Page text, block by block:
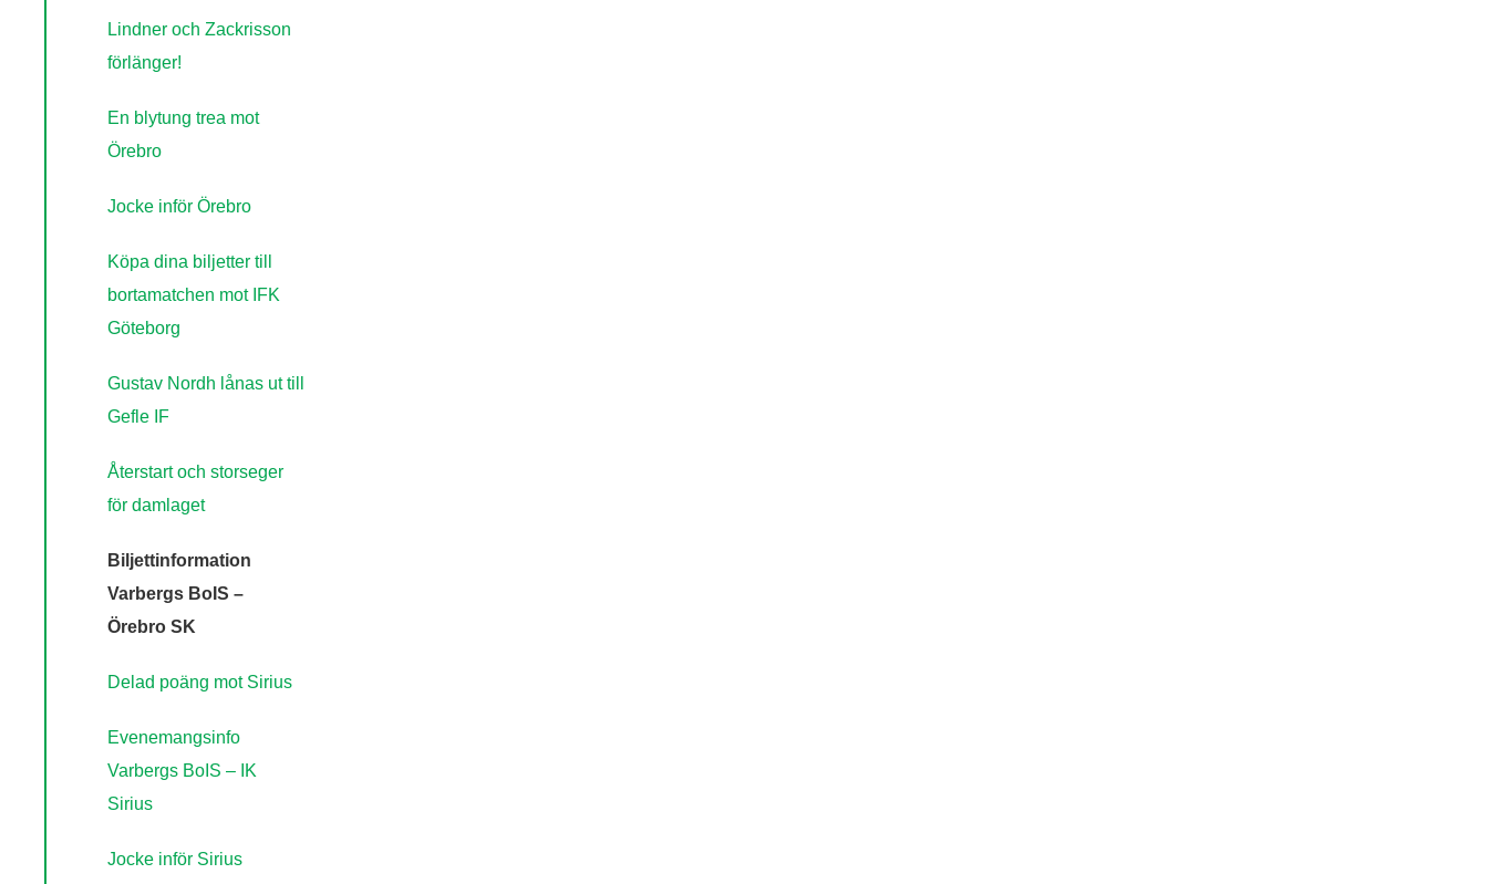
Lindner och Zackrisson
förlänger!
En blytung trea mot
Örebro
Jocke inför Örebro
Köpa dina biljetter till
bortamatchen mot IFK
Göteborg
Gustav Nordh lånas ut till
Gefle IF
Återstart och storseger
för damlaget
Biljettinformation
Varbergs BoIS –
Örebro SK
Delad poäng mot Sirius
Evenemangsinfo
Varbergs BoIS – IK
Sirius
Jocke inför Sirius